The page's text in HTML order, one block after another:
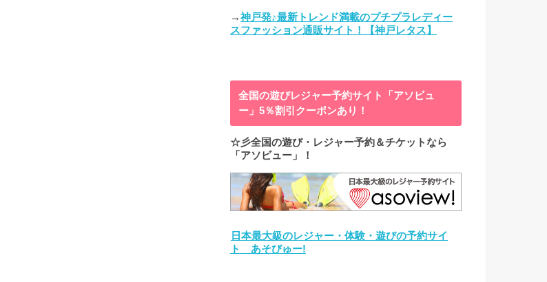
→神戸発♪最新トレンド満載のプチプラレディー
スファッション通販サイト！【神戸レタス】
全国の遊びレジャー予約サイト「アソビュ
ー」5％割引クーポンあり！
☆彡全国の遊び・レジャー予約＆チケットなら
「アソビュー」！
日本最大級のレジャー・体験・遊びの予約サイ
ト あそびゅー!